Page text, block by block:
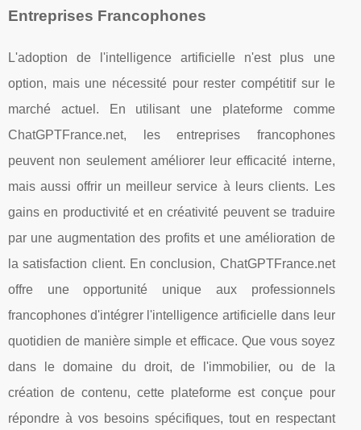
Entreprises Francophones
L'adoption de l'intelligence artificielle n'est plus une
option, mais une nécessité pour rester compétitif sur le
marché actuel. En utilisant une plateforme comme
ChatGPTFrance.net, les entreprises francophones
peuvent non seulement améliorer leur efficacité interne,
mais aussi offrir un meilleur service à leurs clients. Les
gains en productivité et en créativité peuvent se traduire
par une augmentation des profits et une amélioration de
la satisfaction client. En conclusion, ChatGPTFrance.net
offre une opportunité unique aux professionnels
francophones d'intégrer l'intelligence artificielle dans leur
quotidien de manière simple et efficace. Que vous soyez
dans le domaine du droit, de l'immobilier, ou de la
création de contenu, cette plateforme est conçue pour
répondre à vos besoins spécifiques, tout en respectant